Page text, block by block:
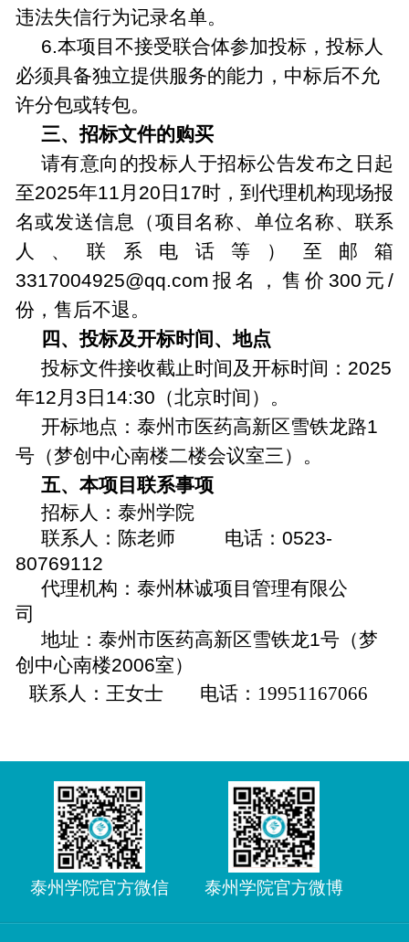
违法失信行为记录名单。
6 本项目不接受联合体参加投标，投标人
必须具备独立提供服务的能力，中标后不允
许分包或转包。
三、招标文件的购买
请有意向的投标人于招标公告发布之日起
至2025年11 月 20 日 17时，到代理机构现场报
名或发送信息（项目名称、单位名称、联系
人、联系电话等）至邮箱
3317004925@qq.com 报名，售价 300 元/
份，售后不退。
四、投标及开标时间、地点
投标文件接收截止时间及开标时间： 2025
年12 月 3 日 14:30 （北京时间）。
开标地点： 泰州市医药高新区雪铁龙路1
号（梦创中心南楼二楼会议室三）。
五、本项目联系事项
招标人：泰州学院
联系人：陈老师
电话： 0523-
80769112
代理机构：泰州林诚项目管理有限公
司
地址： 泰州市医药高新区雪铁龙1号（梦
创中心南楼2006室）
联系人： 王女士 电话： 19951167066
泰州学院官方微信 泰州学院官方微博